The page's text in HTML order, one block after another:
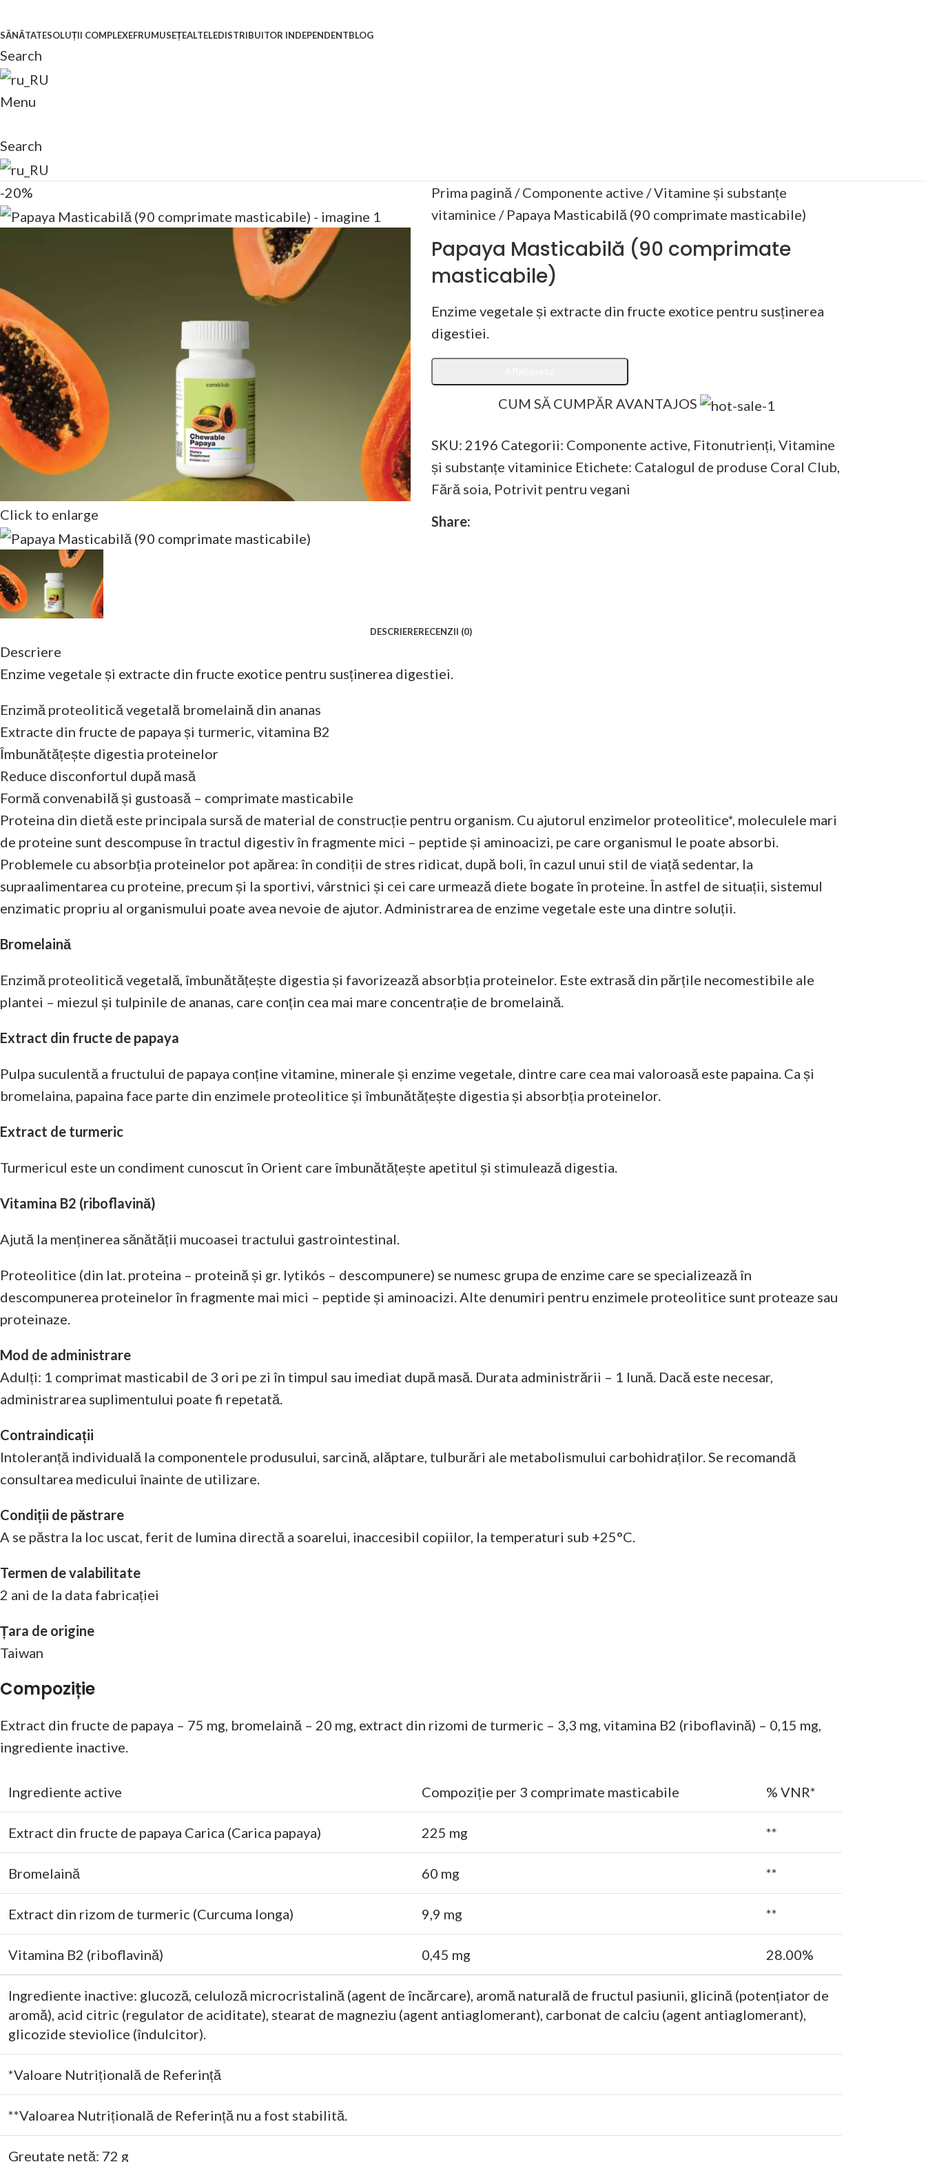
SĂNĂTATESOLUȚII COMPLEXEFRUMUSEȚEALTELEDISTRIBUITOR INDEPENDENTBLOG
Search
Menu
Search
-20%
Click to enlarge
Prima pagină Componente active
Vitamine și substanțe
vitaminice
Papaya Masticabilă (90 comprimate masticabile)
Papaya Masticabilă (90 comprimate
masticabile)
Enzime vegetale și extracte din fructe exotice pentru susținerea
digestiei.
CUM SĂ CUMPĂR AVANTAJOS
SKU: 2196 Categorii: Componente active, Fitonutrienți, Vitamine
și substanțe vitaminice Etichete: Catalogul de produse Coral Club,
Fără soia, Potrivit pentru vegani
Share:
DESCRIERERECENZII (0)
Descriere
Enzime vegetale și extracte din fructe exotice pentru susținerea digestiei.
Enzimă proteolitică vegetală bromelaină din ananas
Extracte din fructe de papaya și turmeric, vitamina B2
Îmbunătățește digestia proteinelor
Reduce disconfortul după masă
Formă convenabilă și gustoasă – comprimate masticabile
Proteina din dietă este principala sursă de material de construcție pentru organism. Cu ajutorul enzimelor proteolitice*, moleculele mari
de proteine sunt descompuse în tractul digestiv în fragmente mici – peptide și aminoacizi, pe care organismul le poate absorbi.
Problemele cu absorbția proteinelor pot apărea: în condiții de stres ridicat, după boli, în cazul unui stil de viață sedentar, la
supraalimentarea cu proteine, precum și la sportivi, vârstnici și cei care urmează diete bogate în proteine. În astfel de situații, sistemul
enzimatic propriu al organismului poate avea nevoie de ajutor. Administrarea de enzime vegetale este una dintre soluții.
Bromelaină
Enzimă proteolitică vegetală, îmbunătățește digestia și favorizează absorbția proteinelor. Este extrasă din părțile necomestibile ale
plantei – miezul și tulpinile de ananas, care conțin cea mai mare concentrație de bromelaină.
Extract din fructe de papaya
Pulpa suculentă a fructului de papaya conține vitamine, minerale și enzime vegetale, dintre care cea mai valoroasă este papaina. Ca și
bromelaina, papaina face parte din enzimele proteolitice și îmbunătățește digestia și absorbția proteinelor.
Extract de turmeric
Turmericul este un condiment cunoscut în Orient care îmbunătățește apetitul și stimulează digestia.
Vitamina B2 (riboflavină)
Ajută la menținerea sănătății mucoasei tractului gastrointestinal.
Proteolitice (din lat. proteina – proteină și gr. lytikós – descompunere) se numesc grupa de enzime care se specializează în
descompunerea proteinelor în fragmente mai mici – peptide și aminoacizi. Alte denumiri pentru enzimele proteolitice sunt proteaze sau
proteinaze.
Mod de administrare
Adulți: 1 comprimat masticabil de 3 ori pe zi în timpul sau imediat după masă. Durata administrării – 1 lună. Dacă este necesar,
administrarea suplimentului poate fi repetată.
Contraindicații
Intoleranță individuală la componentele produsului, sarcină, alăptare, tulburări ale metabolismului carbohidraților. Se recomandă
consultarea medicului înainte de utilizare.
Condiții de păstrare
A se păstra la loc uscat, ferit de lumina directă a soarelui, inaccesibil copiilor, la temperaturi sub +25°C.
Termen de valabilitate
2 ani de la data fabricației
Țara de origine
Taiwan
Compoziție
Extract din fructe de papaya – 75 mg, bromelaină – 20 mg, extract din rizomi de turmeric – 3,3 mg, vitamina B2 (riboflavină) – 0,15 mg,
ingrediente inactive.
Ingrediente active Compoziție per 3 comprimate masticabile % VNR*
Extract din fructe de papaya Carica (Carica papaya) 225 mg **
Bromelaină 60 mg **
Extract din rizom de turmeric (Curcuma longa) 9,9 mg **
Vitamina B2 (riboflavină) 0,45 mg 28.00%
Ingrediente inactive: glucoză, celuloză microcristalină (agent de încărcare), aromă naturală de fructul pasiunii, glicină (potențiator de
aromă), acid citric (regulator de aciditate), stearat de magneziu (agent antiaglomerant), carbonat de calciu (agent antiaglomerant),
glicozide steviolice (îndulcitor).
*Valoare Nutrițională de Referință
**Valoarea Nutrițională de Referință nu a fost stabilită.
Greutate netă: 72 g